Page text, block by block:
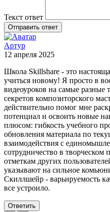
Текст ответ
Отправить ответ
Артур
12 апреля 2025
Школа Skillshare - это
учиться новому! Я просто в
видеоуроков на самые разные
секретов композиторского
действительно помог мне
потенциал и освоить новые
плюсом: гибкость учебного
обновления материала по
взаимодействия с
сотрудничество в творческом
отметкам других
указывают на сильное
Скиллшейр - варьируемость
все устроило.
Ответить